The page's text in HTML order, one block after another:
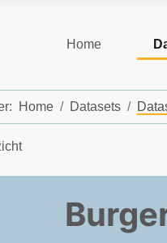
Home
Home Datasets